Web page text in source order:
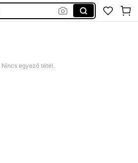
Nincs egyező tétel.